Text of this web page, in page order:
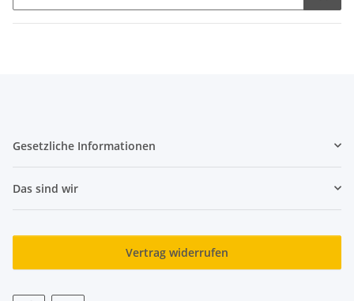
Gesetzliche Informationen
Das sind wir
Vertrag widerrufen